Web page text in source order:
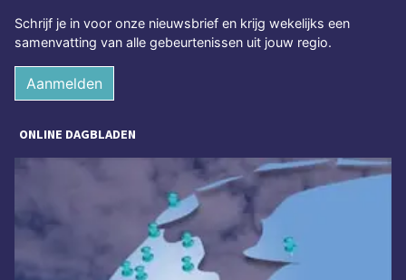
Schrijf je in voor onze nieuwsbrief en krijg wekelijks een
samenvatting van alle gebeurtenissen uit jouw regio.
Aanmelden
ONLINE DAGBLADEN